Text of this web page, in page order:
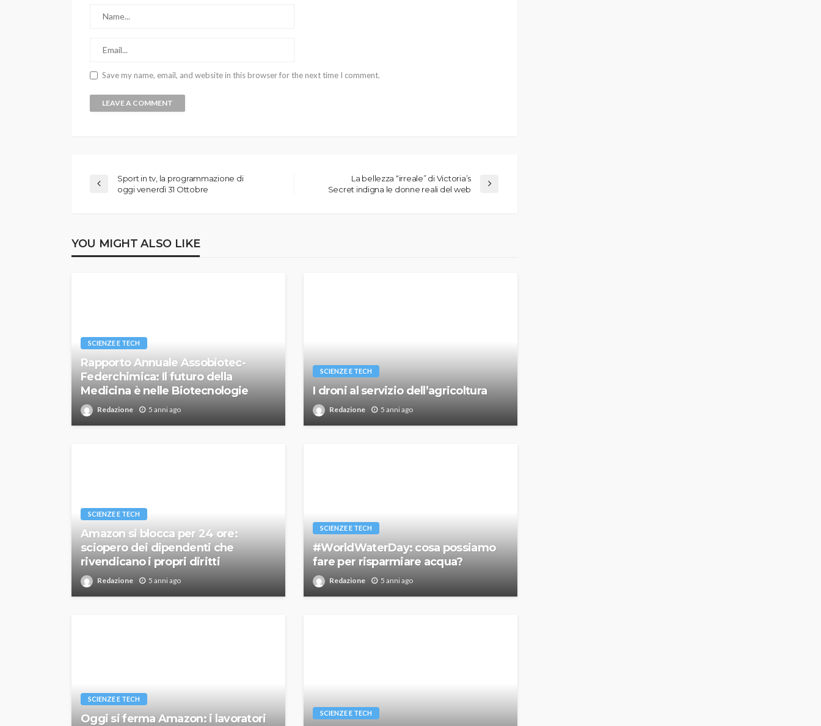
Save my name, email, and website in this browser for the next time I comment.
Sport in tv, la programmazione di
oggi venerdì 31 Ottobre
La bellezza “irreale” di Victoria’s
Secret indigna le donne reali del web
YOU MIGHT ALSO LIKE
SCIENZE E TECH
Rapporto Annuale Assobiotec-
Federchimica: Il futuro della
Medicina è nelle Biotecnologie
Redazione 5 anni ago
SCIENZE E TECH
I droni al servizio dell’agricoltura
Redazione 5 anni ago
SCIENZE E TECH
Amazon si blocca per 24 ore:
sciopero dei dipendenti che
rivendicano i propri diritti
Redazione 5 anni ago
SCIENZE E TECH
#WorldWaterDay: cosa possiamo
fare per risparmiare acqua?
Redazione 5 anni ago
SCIENZE E TECH
Oggi si ferma Amazon: i lavoratori SCIENZE E TECH